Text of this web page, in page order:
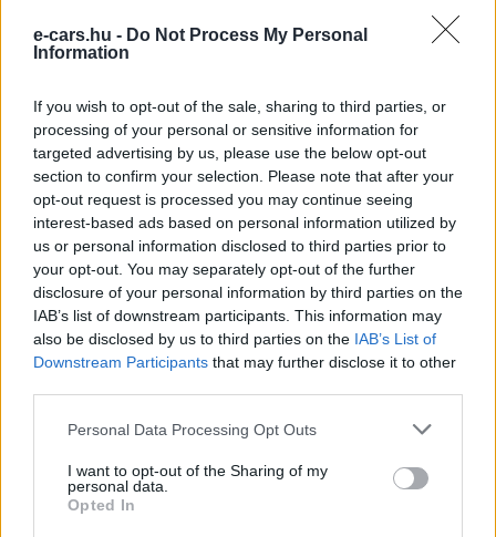
e-cars.hu - Do Not Process My Personal
Information
If you wish to opt-out of the sale, sharing to third parties, or
processing of your personal or sensitive information for
targeted advertising by us, please use the below opt-out
section to confirm your selection. Please note that after your
opt-out request is processed you may continue seeing
interest-based ads based on personal information utilized by
us or personal information disclosed to third parties prior to
your opt-out. You may separately opt-out of the further
disclosure of your personal information by third parties on the
IAB’s list of downstream participants. This information may
also be disclosed by us to third parties on the IAB’s List of
Downstream Participants that may further disclose it to other
Personal Data Processing Opt Outs
I want to opt-out of the Sharing of my
personal data.
Opted In
8500-an rendeltek vakon egy autót, amit
nem láttak — megkezdődött a...
150 milliárd eurót bukhat Európa, ha nem
szabadul a kínai akkumulátoroktól
2026-08-07
2,4 millió eurós programba kezdtek a
németek, hogy lekörözzék a kínai...
25 százalékkal sűrűbb energiát rejt az
európai szilárdtest-akkumulátor
2026-08-07
csak elektromos autót vesznek...